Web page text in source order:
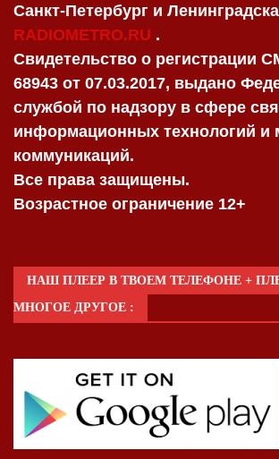
Санкт-Петербург и
RADIOMETRO.RU .
Свидетельство о регистрации
68943 от 07.03.2017, выдано
службой по надзору в сфере
информационных технологий и
коммуникаций.
Все права защищены.
Возрастное ограничение 12+
НАШ ПЛЕЕР В ТВОЕМ ТЕЛЕФОНЕ +
МНОГОЕ ДРУГОЕ :